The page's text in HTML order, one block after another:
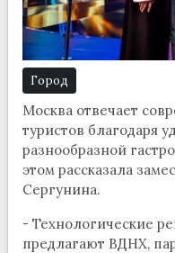
Город
Москва отвечает
туристов благодаря
разнообразной
этом рассказала
Сергунина.
- Технологические
предлагают ВДНХ,